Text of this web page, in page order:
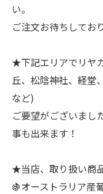
い。
ご注文お待ちしてお
★下記エリアでリヤ
丘、松陰神社、経堂
など)
ご要望がございまし
事も出来ます！
★当店、取り扱い商
🍇オーストラリア